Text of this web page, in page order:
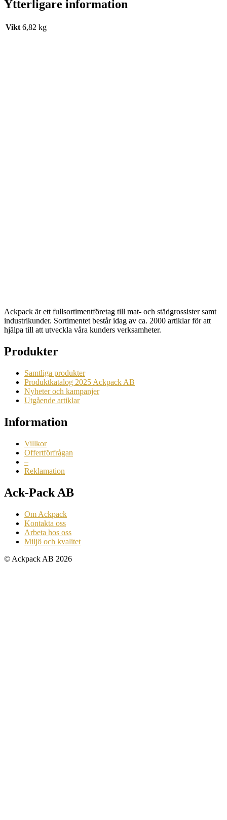
Ytterligare information
Vikt 6,82 kg
Ackpack är ett fullsortimentföretag till mat- och städgrossister samt
industrikunder. Sortimentet består idag av ca. 2000 artiklar för att
hjälpa till att utveckla våra kunders verksamheter.
Produkter
Samtliga produkter
Produktkatalog 2025 Ackpack AB
Nyheter och kampanjer
Utgående artiklar
Information
Villkor
Offertförfrågan
–
Reklamation
Ack-Pack AB
Om Ackpack
Kontakta oss
Arbeta hos oss
Miljö och kvalitet
© Ackpack AB 2026